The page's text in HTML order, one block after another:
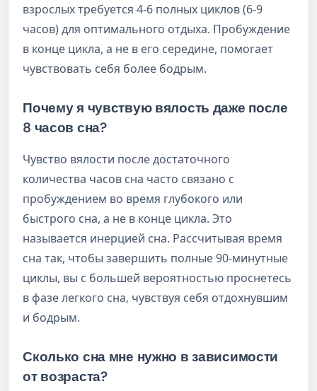
взрослых требуется 4-6 полных циклов (6-9
часов) для оптимального отдыха. Пробуждение
в конце цикла, а не в его середине, помогает
чувствовать себя более бодрым.
Почему я чувствую вялость даже после
8 часов сна?
Чувство вялости после достаточного
количества часов сна часто связано с
пробуждением во время глубокого или
быстрого сна, а не в конце цикла. Это
называется инерцией сна. Рассчитывая время
сна так, чтобы завершить полные 90-минутные
циклы, вы с большей вероятностью проснетесь
в фазе легкого сна, чувствуя себя отдохнувшим
и бодрым.
Сколько сна мне нужно в зависимости
от возраста?